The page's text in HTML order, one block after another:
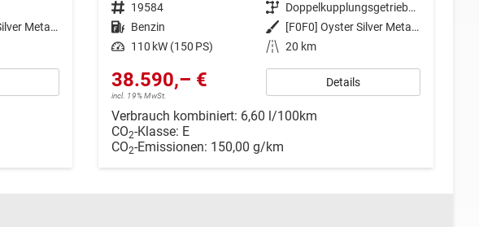
[F0F0] Oyster Silver Metallic
Fahrzeugnr. 19584 Getriebe
Doppelkupplungsgetriebe (DSG)
Kraftstoff Benzin Außenfarbe
[F0F0] Oyster Silver Metallic
Leistung 110 kW (150 PS) Kilometerstand 20 km
38.590,– €
incl. 19% MwSt.
Details
Verbrauch kombiniert: 6,60 l/100km
CO2-Klasse: E
CO2-Emissionen: 150,00 g/km